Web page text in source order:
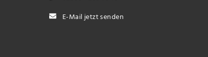
E-Mail jetzt senden